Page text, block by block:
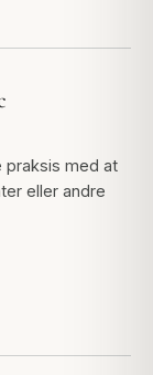
praksis med at
eller andre